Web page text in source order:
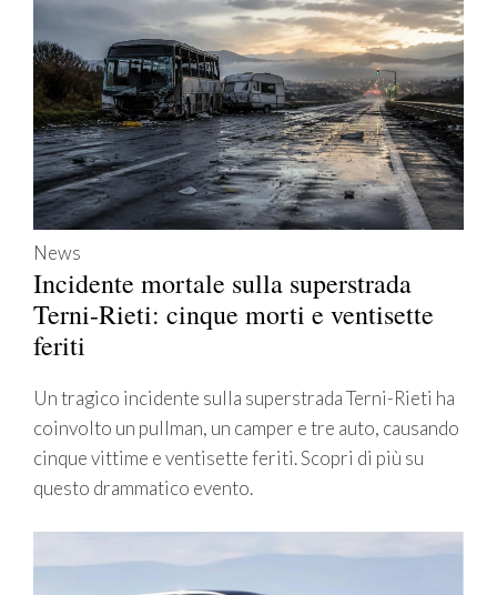
News
Incidente mortale sulla superstrada
Terni-Rieti: cinque morti e ventisette
feriti
Un tragico incidente sulla superstrada Terni-Rieti ha
coinvolto un pullman, un camper e tre auto, causando
cinque vittime e ventisette feriti. Scopri di più su
questo drammatico evento.